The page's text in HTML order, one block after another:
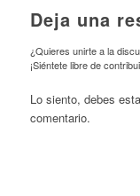
Deja una
¿Quieres unirte a la
¡Siéntete libre de
Lo siento, debes
comentario.